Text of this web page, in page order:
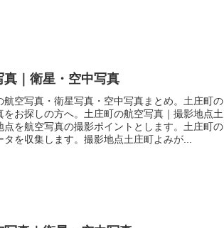
真｜衛星・空中写真
航空写真・衛星写真・空中写真まとめ。土庄町の
をお探しの方へ。土庄町の航空写真｜撮影地点土
点を航空写真の撮影ポイントとします。土庄町の
を収集します。撮影地点土庄町よみが...